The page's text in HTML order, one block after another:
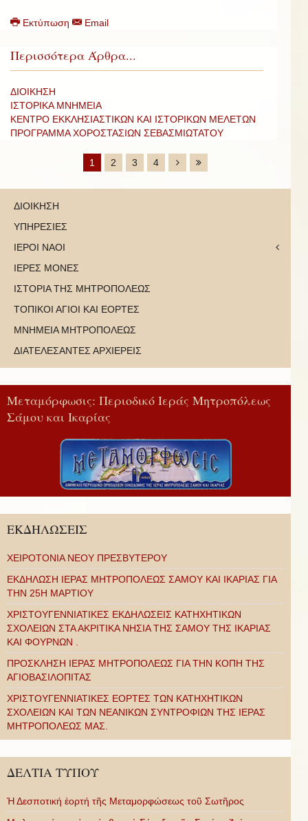
Εκτύπωση Email
Περισσότερα Άρθρα...
ΔΙΟΙΚΗΣΗ
ΙΣΤΟΡΙΚΑ ΜΝΗΜΕΙΑ
ΚΕΝΤΡΟ ΕΚΚΛΗΣΙΑΣΤΙΚΩΝ ΚΑΙ ΙΣΤΟΡΙΚΩΝ ΜΕΛΕΤΩΝ
ΠΡΟΓΡΑΜΜΑ ΧΟΡΟΣΤΑΣΙΩΝ ΣΕΒΑΣΜΙΩΤΑΤΟΥ
1 2 3 4
ΔΙΟΙΚΗΣΗ
ΥΠΗΡΕΣΙΕΣ
ΙΕΡΟΙ ΝΑΟΙ
ΙΕΡΕΣ ΜΟΝΕΣ
ΙΣΤΟΡΙΑ ΤΗΣ ΜΗΤΡΟΠΟΛΕΩΣ
ΤΟΠΙΚΟΙ ΑΓΙΟΙ ΚΑΙ ΕΟΡΤΕΣ
ΜΝΗΜΕΙΑ ΜΗΤΡΟΠΟΛΕΩΣ
ΔΙΑΤΕΛΕΣΑΝΤΕΣ ΑΡΧΙΕΡΕΙΣ
Μεταμόρφωσις: Περιοδικό Ιεράς Μητροπόλεως
Σάμου και Ικαρίας
ΕΚΔΗΛΩΣΕΙΣ
ΧΕΙΡΟΤΟΝΙΑ ΝΕΟΥ ΠΡΕΣΒΥΤΕΡΟΥ
ΕΚΔΗΛΩΣΗ ΙΕΡΑΣ ΜΗΤΡΟΠΟΛΕΩΣ ΣΑΜΟΥ ΚΑΙ ΙΚΑΡΙΑΣ ΓΙΑ
ΤΗΝ 25Η ΜΑΡΤΙΟΥ
ΧΡΙΣΤΟΥΓΕΝΝΙΑΤΙΚΕΣ ΕΚΔΗΛΩΣΕΙΣ ΚΑΤΗΧΗΤΙΚΩΝ
ΣΧΟΛΕΙΩΝ ΣΤΑ ΑΚΡΙΤΙΚΑ ΝΗΣΙΑ ΤΗΣ ΣΑΜΟΥ ΤΗΣ ΙΚΑΡΙΑΣ
ΚΑΙ ΦΟΥΡΝΩΝ .
ΠΡΟΣΚΛΗΣΗ ΙΕΡΑΣ ΜΗΤΡΟΠΟΛΕΩΣ ΓΙΑ ΤΗΝ ΚΟΠΗ ΤΗΣ
ΑΓΙΟΒΑΣΙΛΟΠΙΤΑΣ
ΧΡΙΣΤΟΥΓΕΝΝΙΑΤΙΚΕΣ ΕΟΡΤΕΣ ΤΩΝ ΚΑΤΗΧΗΤΙΚΩΝ
ΣΧΟΛΕΙΩΝ ΚΑΙ ΤΩΝ ΝΕΑΝΙΚΩΝ ΣΥΝΤΡΟΦΙΩΝ ΤΗΣ ΙΕΡΑΣ
ΜΗΤΡΟΠΟΛΕΩΣ ΜΑΣ.
ΔΕΛΤΙΑ ΤΥΠΟΥ
Ἡ Δεσποτική ἑορτή τῆς Μεταμορφώσεως τοῦ Σωτῆρος